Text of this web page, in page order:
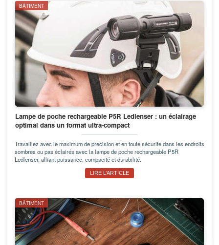
BÂTIMENT
Lampe de poche rechargeable P5R Ledlenser : un éclairage
optimal dans un format ultra-compact
Travaillez avec le maximum de précision et en toute sécurité dans les endroits
sombres ou pas éclairés avec la lampe de poche rechargeable P5R
Ledlenser, alliant puissance, compacité et durabilité.
LIRE L’ARTICLE
BÂTIMENT